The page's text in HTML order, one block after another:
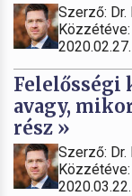
Szerző: Dr.
Felelősségi
avagy,
rész »
Szerző: Dr.